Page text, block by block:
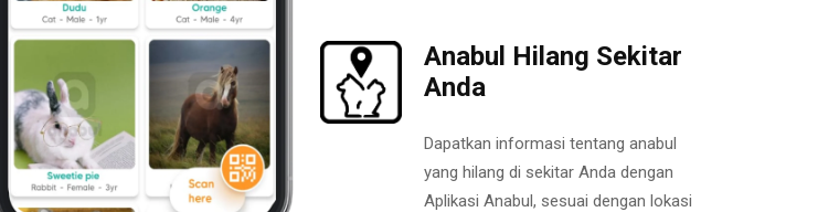
Anabul Hilang Sekitar
Anda
Dapatkan informasi tentang anabul
yang hilang di sekitar Anda dengan
Aplikasi Anabul, sesuai dengan lokasi